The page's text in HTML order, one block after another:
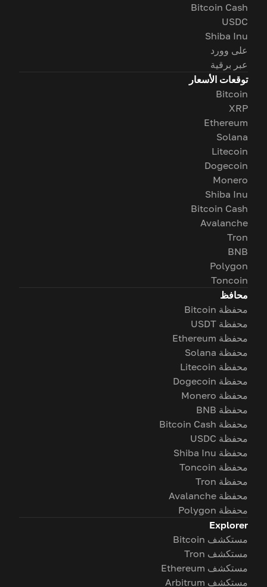
Bitcoin Cash
USDC
Shiba Inu
على وورد
عبر برقية
توقعات الأسعار
Bitcoin
XRP
Ethereum
Solana
Litecoin
Dogecoin
Monero
Shiba Inu
Bitcoin Cash
Avalanche
Tron
BNB
Polygon
Toncoin
محافظ
محفظة Bitcoin
محفظة USDT
محفظة Ethereum
محفظة Solana
محفظة Litecoin
محفظة Dogecoin
محفظة Monero
محفظة BNB
محفظة Bitcoin Cash
محفظة USDC
محفظة Shiba Inu
محفظة Toncoin
محفظة Tron
محفظة Avalanche
محفظة Polygon
Explorer
مستكشف Bitcoin
مستكشف Tron
مستكشف Ethereum
مستكشف Arbitrum